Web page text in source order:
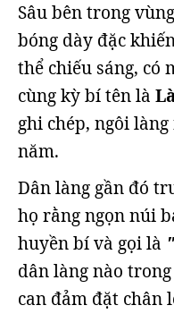
Sâu bên trong
bóng dày đặc
thể chiếu sáng, có
cùng kỳ bí tên là
ghi chép, ngôi
năm.
Dân làng gần đó
họ rằng ngọn núi
huyền bí và gọi là
dân làng nào
can đảm đặt chân